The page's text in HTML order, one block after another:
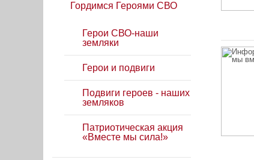
Гордимся Героями СВО
Герои СВО-наши
земляки
Герои и подвиги
Подвиги героев - наших
земляков
Патриотическая акция
«Вместе мы сила!»